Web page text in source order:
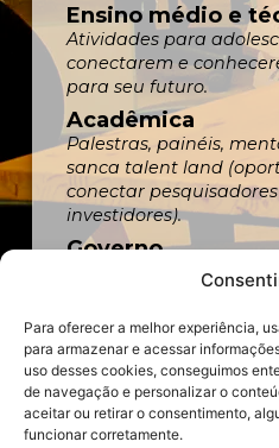
Para oferecer a melhor experiência,
para armazenar e acessar
uso desses cookies, conseguimos
de navegação e personalizar o
aceitar ou retirar o consentimento,
funcionar corretamente.
Ensino médio e
Atividades para
conectarem e
para seu futuro.
Acadêmica
Palestras, painéis,
sanca talent land
conectar
investidores).
Governo
Atividades sobre